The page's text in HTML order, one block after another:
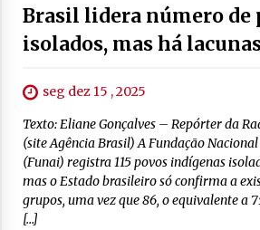
Brasil lidera número de
isolados, mas há
seg dez 15 , 2025
Texto: Eliane Gonçalves – Repórter da
(site Agência Brasil) A Fundação
(Funai) registra 115 povos indígenas
mas o Estado brasileiro só confirma a
grupos, uma vez que 86, o equivalente a
[…]